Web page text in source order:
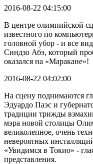
2016-08-22 04:15:00
В центре олимпийской
известного по
головной убор - и все
Синдзо Абэ, который
оказался на «Маракане»!
2016-08-22 04:02:00
На сцену поднимаются
Эдуардо Паэс и
традиции трижды
мэра новой столицы
великолепное, очень
невероятных
«Увидимся в Токио» -
представления.